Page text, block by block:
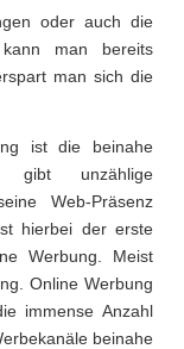
oder auch die
man bereits
man sich die
ist die beinahe
gibt unzählige
Web-Präsenz
hierbei der erste
Werbung. Meist
Online Werbung
immense Anzahl
beinahe